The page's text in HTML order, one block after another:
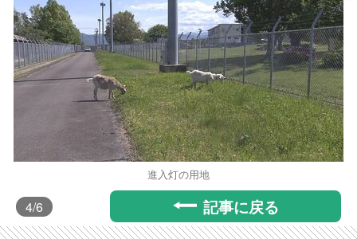
進入灯の用地
4/6 記事に戻る